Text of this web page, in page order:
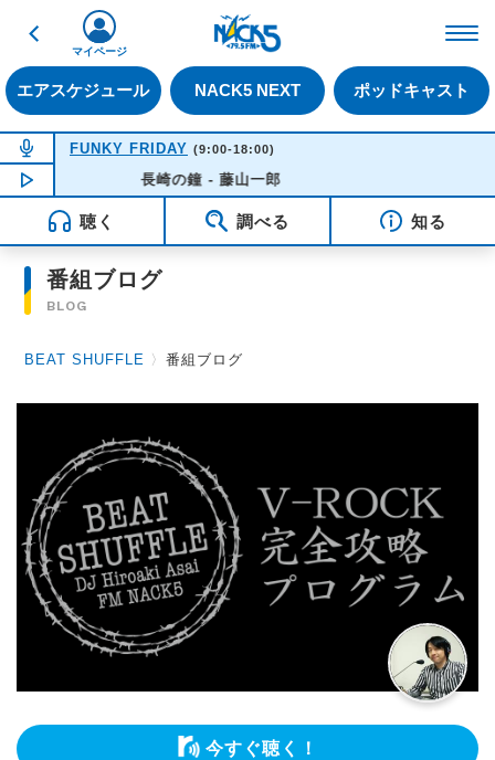
戻る
エアスケジュール NACK5 NEXT ポッドキャスト
マイページ
NOW ON AIR
FUNKY FRIDAY (9:00-18:00)
NOW PLAYING14:21
長崎の鐘 - 藤山一郎
聴く 調べる 知る
番組ブログ
BLOG
BEAT SHUFFLE 〉番組ブログ
今すぐ聴く！